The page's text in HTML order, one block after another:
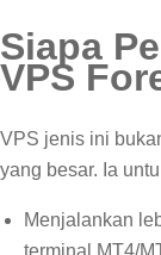
Siapa
VPS
VPS jenis ini
yang besar. Ia
Menjalankan